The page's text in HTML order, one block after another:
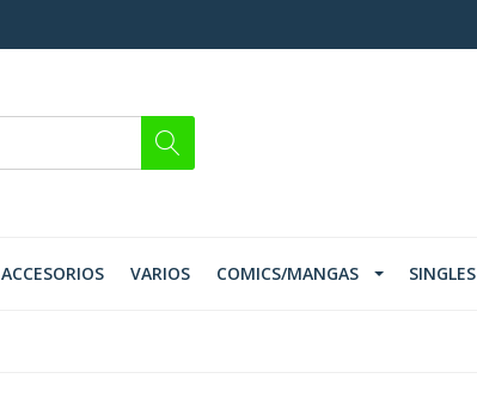
ACCESORIOS VARIOS COMICS/MANGAS SINGLES